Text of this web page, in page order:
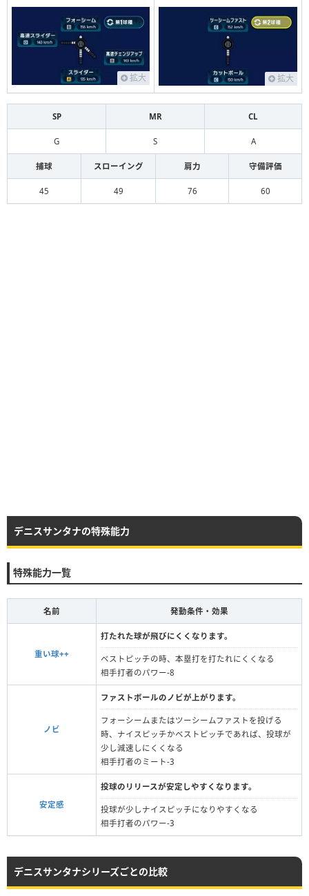
拡大 拡大
SP MR CL
G S A
捕球 スローイング 肩力 守備評価
45 49 76 60
デニスサンタナの特殊能力
特殊能力一覧
名前 発動条件・効果
重い球++
打たれた球が飛びにくくなります。
ベストピッチの時、本塁打を打たれにくくなる
相手打者のパワー-8
ノビ
ファストボールのノビが上がります。
フォーシームまたはツーシームファストを投げる
時、ナイスピッチかベストピッチであれば、投球が
少し減速しにくくなる
相手打者のミート-3
安定感
投球のリリースが安定しやすくなります。
投球が少しナイスピッチになりやすくなる
相手打者のパワー-3
デニスサンタナシリーズごとの比較